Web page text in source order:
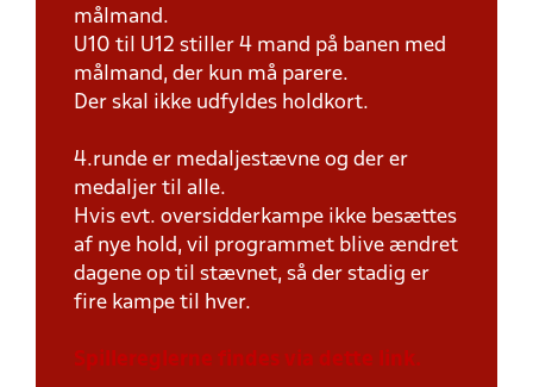
målmand.
U10 til U12 stiller 4 mand på banen med
målmand, der kun må parere.
Der skal ikke udfyldes holdkort.
4.runde er medaljestævne og der er
medaljer til alle.
Hvis evt. oversidderkampe ikke besættes
af nye hold, vil programmet blive ændret
dagene op til stævnet, så der stadig er
fire kampe til hver.
Spillereglerne findes via dette link.